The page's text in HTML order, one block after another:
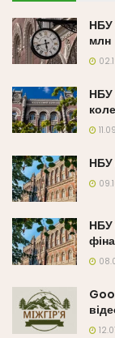
НБУ
млн
НБУ
НБУ
НБУ